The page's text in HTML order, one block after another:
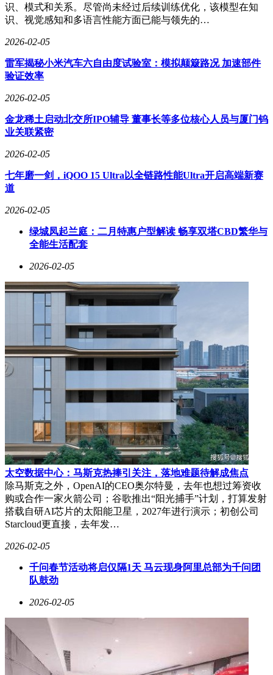
在节目中感慨："孩子们在戏中触摸到的不仅是表演技巧，更
是流淌在血脉中的文化基因。"
创新表达成为节目另一大亮点。当机器人与豫剧演员同台共
新的生机。这些突破艺术门类边界的尝试，通过科技赋能与跨
界融合，将戏曲从"需要保护的遗产"转变为"可参与的活态文
化"。豫剧名家李树建评价："节目用孩子们的语言重构传统叙
这场文化实验的社会价值正在持续显现。节目展演的多个作品
示的国家级平台。教育专家蒙曼指出，节目通过融媒体技术构
供了新范式。更令人欣喜的是，随着节目热播，太原古县城、
晋祠等取景地游客量显著增长，"一出好戏带动一座城"的文化
溢出效应，印证了优质文化节目在文旅融合中的独特价值。
识、模式和关系。尽管尚未经过后续训练优化，该模型在知
识、视觉感知和多语言性能方面已能与领先的…
2026-02-05
雷军揭秘小米汽车六自由度试验室：模拟颠簸路况 加速部件
验证效率
2026-02-05
金龙稀土启动北交所IPO辅导 董事长等多位核心人员与厦门钨
业关联紧密
2026-02-05
七年磨一剑，iQOO 15 Ultra以全链路性能Ultra开启高端新赛
道
2026-02-05
绿城凤起兰庭：二月特惠户型解读 畅享双塔CBD繁华与
全能生活配套
2026-02-05
太空数据中心：马斯克热捧引关注，落地难题待解成焦点
除马斯克之外，OpenAI的CEO奥尔特曼，去年也想过筹资收
购或合作一家火箭公司；谷歌推出“阳光捕手”计划，打算发射
搭载自研AI芯片的太阳能卫星，2027年进行演示；初创公司
Starcloud更直接，去年发…
2026-02-05
千问春节活动将启仅隔1天 马云现身阿里总部为千问团
队鼓劲
2026-02-05